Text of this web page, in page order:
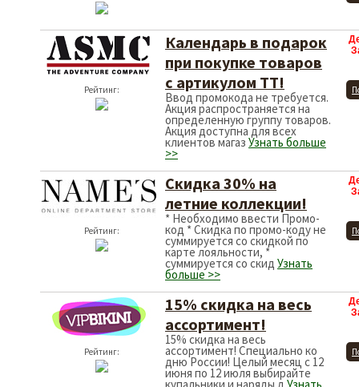
Рейтинг:
Календарь в подарок
при покупке товаров
с артикулом ТТ!
Ввод промокода не требуется.
Акция распространяется на
определенную группу товаров.
Акция доступна для всех
клиентов магаз Узнать больше
>>
Рейтинг:
Скидка 30% на
летние коллекции!
* Необходимо ввести Промо-
код * Скидка по промо-коду не
суммируется со скидкой по
карте лояльности, *
суммируется со скид Узнать
больше >>
Рейтинг:
15% скидка на весь
ассортимент!
15% скидка на весь
ассортимент! Специально ко
дню России! Целый месяц с 12
июня по 12 июля выбирайте